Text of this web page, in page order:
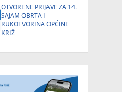
OTVORENE PRIJAVE ZA 14.
SAJAM OBRTA I
RUKOTVORINA OPĆINE
KRIŽ